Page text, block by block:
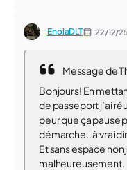
EnolaDLT 22/12/
Message de
Bonjours! En
de passeport j’ai
peur que ça pause
démarche.. à vrai
Et sans espace non
malheureusement.